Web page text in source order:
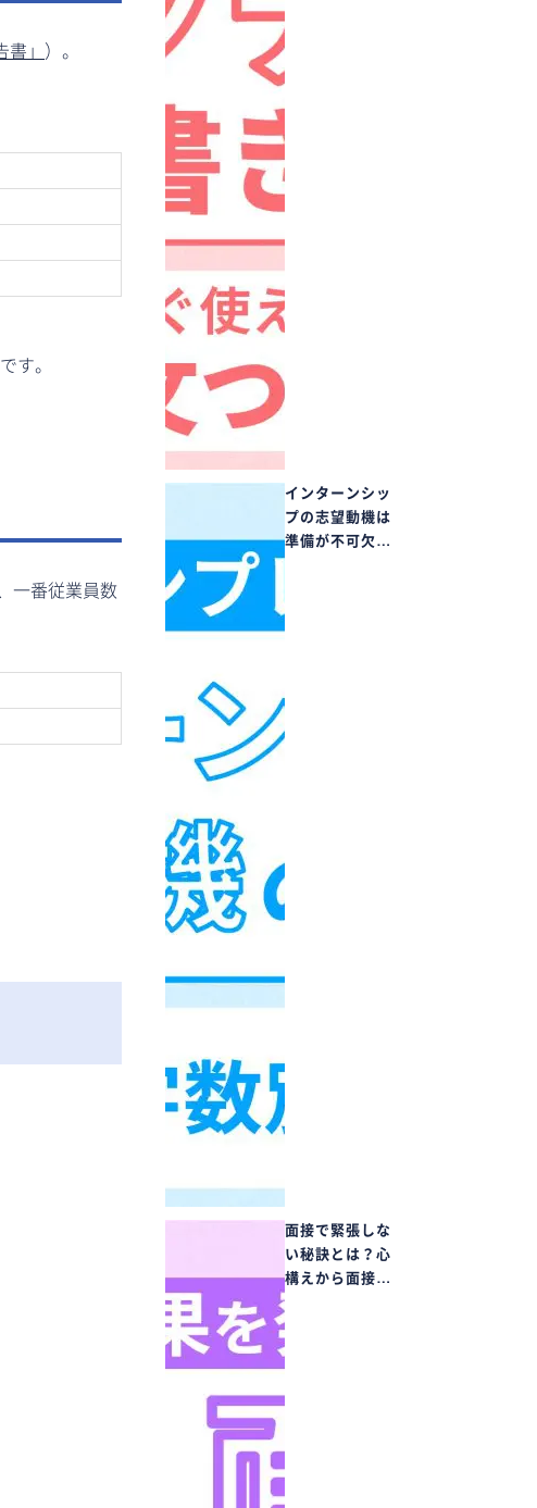
」 ）。
す。
一番従業員数
インターンシッ
プの志望動機は
準備が不可欠…
面接で緊張しな
い秘訣とは？心
構えから面接…